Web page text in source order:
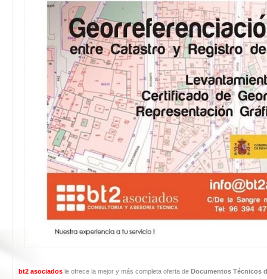
bt2 asociados le ofrece la mejor y más completa oferta de Documentos Técnicos